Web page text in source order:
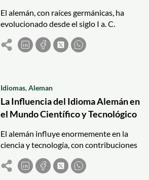
El alemán, con raíces germánicas, ha
evolucionado desde el siglo I a. C.
Destaca por su papel histórico y cultural
en Europa y su influencia global actual.
Idiomas,Aleman
La Influencia del Idioma Alemán en
el Mundo Científico y Tecnológico
El alemán influye enormemente en la
ciencia y tecnología, con contribuciones
de científicos destacados y términos
técnicos clave en varias disciplinas.